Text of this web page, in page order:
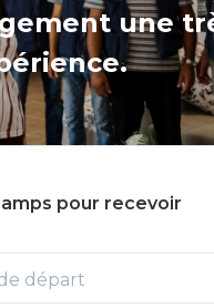
une
pour recevoir